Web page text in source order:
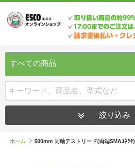
すべての商品
絞り込み
ホーム 500mm 同軸テストリード(両端SMAｺﾈｸﾀ)